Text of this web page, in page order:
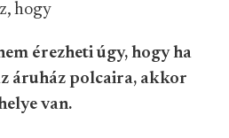
hogy
érezheti úgy, hogy ha
áruház polcaira, akkor
van.